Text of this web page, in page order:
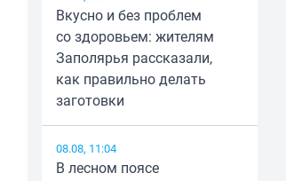
Вкусно и без проблем
со здоровьем: жителям
Заполярья рассказали,
как правильно делать
заготовки
08.08, 11:04
В лесном поясе